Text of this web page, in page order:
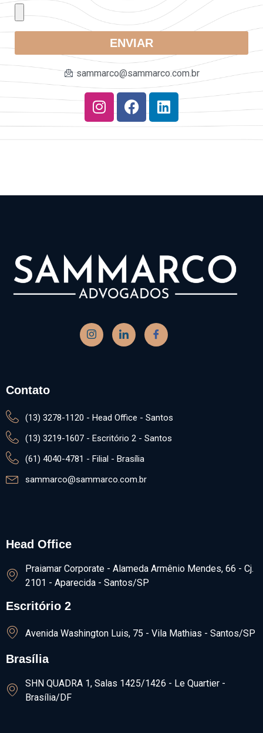
ENVIAR
sammarco@sammarco.com.br
Contato
(13) 3278-1120 - Head Office - Santos
(13) 3219-1607 - Escritório 2 - Santos
(61) 4040-4781 - Filial - Brasília
sammarco@sammarco.com.br
Head Office
Praiamar Corporate - Alameda Armênio Mendes, 66 - Cj.
2101 - Aparecida - Santos/SP
Escritório 2
Avenida Washington Luis, 75 - Vila Mathias - Santos/SP
Brasília
SHN QUADRA 1, Salas 1425/1426​ - Le Quartier -
Brasília/DF